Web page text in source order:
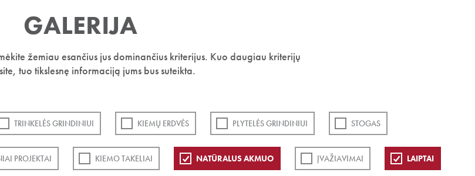
GALERIJA
žemiau esančius jus dominančius kriterijus. Kuo daugiau kriterijų
tuo tikslesnę informaciją jums bus suteikta.
TRINKELĖS GRINDINIUI KIEMŲ ERDVĖS PLYTELĖS GRINDINIUI STOGAS
PROJEKTAI KIEMO TAKELIAI NATŪRALUS AKMUO ĮVAŽIAVIMAI LAIPTAI